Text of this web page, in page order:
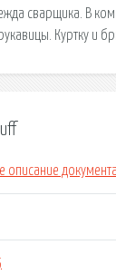
сварщика. В
Куртку и
описание документа